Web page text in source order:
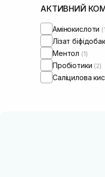
Ламке
АКТИВНИЙ
Амінокислоти
Лізат
Ментол (1)
Пробіотики (2)
Саліцилова